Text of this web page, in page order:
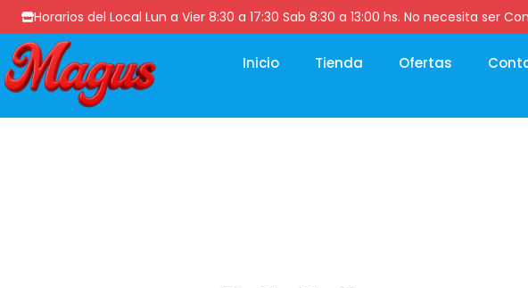
Horarios del Local Lun a Vier 8:30 a 17:30 Sab 8:30 a 13:00 hs. No necesita
Inicio Tienda Ofertas